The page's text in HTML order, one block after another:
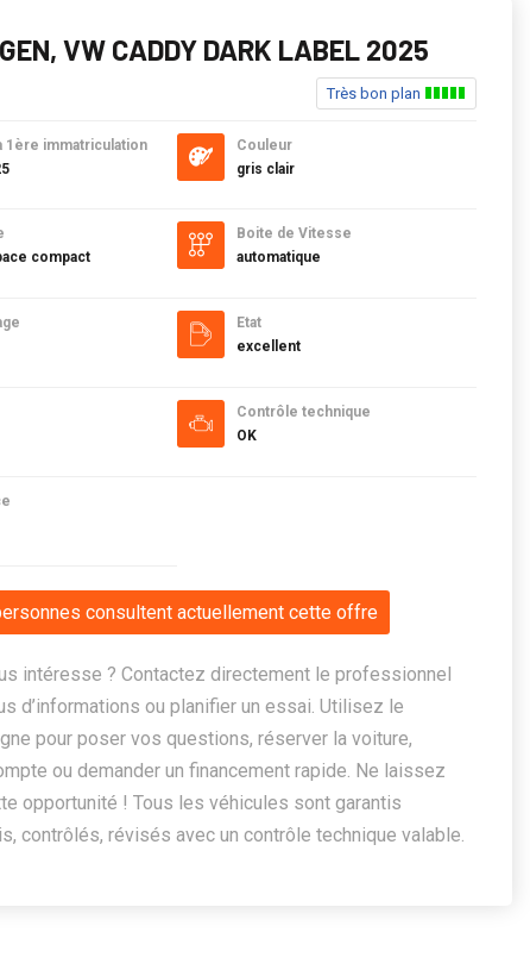
VW CADDY DARK LABEL 2025
Très bon plan
1ère immatriculation
compact
Couleur
gris clair
Boite de Vitesse
automatique
Etat
excellent
Contrôle technique
OK
consultent actuellement cette offre
intéresse ? Contactez directement le professionnel
d’informations ou planifier un essai. Utilisez le
pour poser vos questions, réserver la voiture,
ou demander un financement rapide. Ne laissez
opportunité ! Tous les véhicules sont garantis
contrôlés, révisés avec un contrôle technique valable.